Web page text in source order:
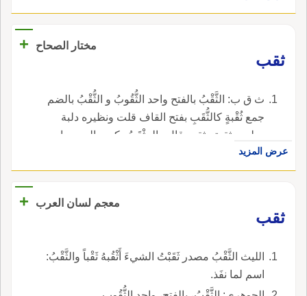
مختار الصحاح
+
ثقب
ث ق ب: الثَّقْبُ بالفتح واحد الثُّقُوبُ و الثُّقْبُ بالضم
جمع ثُقْبةٍ كالثُّقَبِ بفتح القاف قلت ونظيره دلبة
ودلب وثقبة وثقب قال والمِثْقَبُ بكسر الميم ما
يثقب به وبابه نصر و ثَقَبَتِ النار اتقدت وبابه دخل و
ثَقَابةً أيضا بالفتح أَثْقَبَها أوقدها و ثَقَّبَها تَثْقيباً أذكاها
عرض المزيد
معجم لسان العرب
+
ثقب
الليث الثَّقْبُ مصدر ثَقَبْتُ الشيءَ أَثْقُبهُ ثَقْباً والثَّقْبُ:
اسم لما نفَذ.